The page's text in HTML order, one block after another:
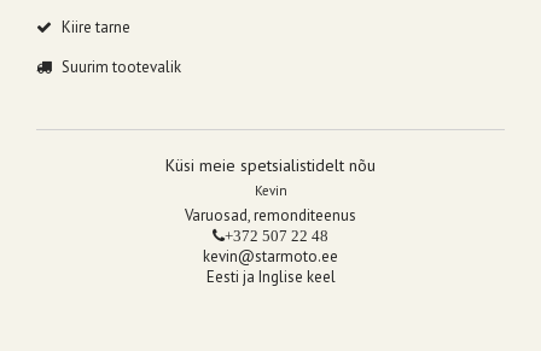
Kiire tarne
Suurim tootevalik
Küsi meie spetsialistidelt nõu
Kevin
Varuosad, remonditeenus
+372 507 22 48
kevin@starmoto.ee
Eesti ja Inglise keel